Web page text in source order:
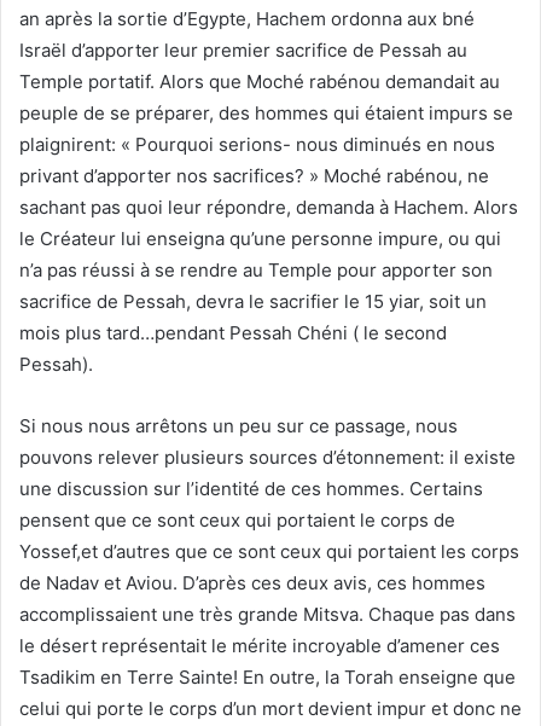
an après la sortie d’Egypte, Hachem ordonna aux bné
Israël d’apporter leur premier sacrifice de Pessah au
Temple portatif. Alors que Moché rabénou demandait au
peuple de se préparer, des hommes qui étaient impurs se
plaignirent: « Pourquoi serions- nous diminués en nous
privant d’apporter nos sacrifices? » Moché rabénou, ne
sachant pas quoi leur répondre, demanda à Hachem. Alors
le Créateur lui enseigna qu’une personne impure, ou qui
n’a pas réussi à se rendre au Temple pour apporter son
sacrifice de Pessah, devra le sacrifier le 15 yiar, soit un
mois plus tard…pendant Pessah Chéni ( le second
Pessah).
Si nous nous arrêtons un peu sur ce passage, nous
pouvons relever plusieurs sources d’étonnement: il existe
une discussion sur l’identité de ces hommes. Certains
pensent que ce sont ceux qui portaient le corps de
Yossef,et d’autres que ce sont ceux qui portaient les corps
de Nadav et Aviou. D’après ces deux avis, ces hommes
accomplissaient une très grande Mitsva. Chaque pas dans
le désert représentait le mérite incroyable d’amener ces
Tsadikim en Terre Sainte! En outre, la Torah enseigne que
celui qui porte le corps d’un mort devient impur et donc ne